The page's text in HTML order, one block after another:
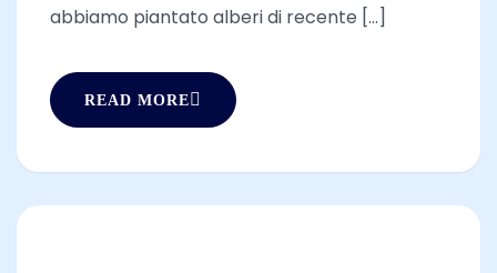
abbiamo piantato alberi di recente [...]
READ MORE